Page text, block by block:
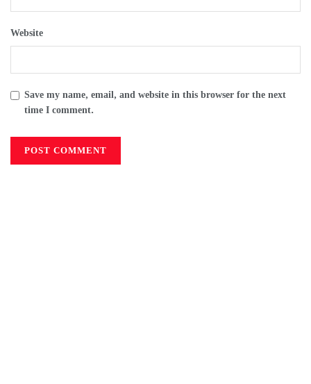
Website
Save my name, email, and website in this browser for the next
time I comment.